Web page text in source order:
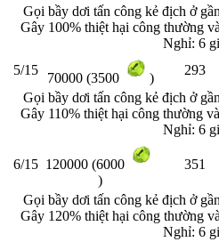
Gọi bầy dơi tấn công kẻ địch ở
Gây 100% thiệt hại công thường
Nghỉ: 6
5/15
70000 (3500 )
293
Gọi bầy dơi tấn công kẻ địch ở
Gây 110% thiệt hại công thường
Nghỉ: 6
6/15 120000 (6000
)
351
Gọi bầy dơi tấn công kẻ địch ở
Gây 120% thiệt hại công thường
Nghỉ: 6